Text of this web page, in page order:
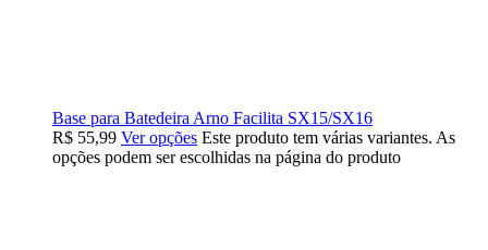
Base para Batedeira Arno Facilita SX15/SX16
R$ 55,99 Ver opções Este produto tem várias variantes. As
opções podem ser escolhidas na página do produto